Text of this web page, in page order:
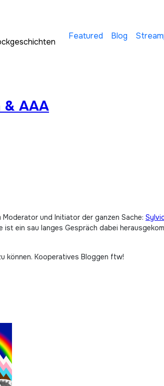
Featured Blog
& AAA
Moderator und Initiator der ganzen Sache:
ein sau langes Gespräch dabei
können. Kooperatives Bloggen ftw!